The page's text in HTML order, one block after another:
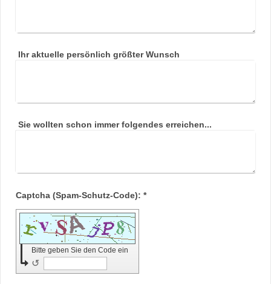
Ihr aktuelle persönlich größter Wunsch
Sie wollten schon immer folgendes erreichen...
Captcha (Spam-Schutz-Code): *
Bitte geben Sie den Code ein
↺